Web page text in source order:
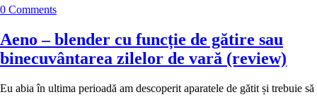
0 Comments
Aeno – blender cu funcție de gătire sau
binecuvântarea zilelor de vară (review)
Eu abia în ultima perioadă am descoperit aparatele de gătit și trebuie să